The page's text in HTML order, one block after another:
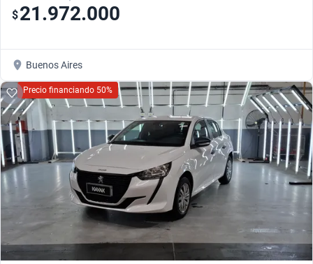
$21.972.000
Buenos Aires
Precio financiando 50%